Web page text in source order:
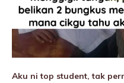
Aku ni top student, tak